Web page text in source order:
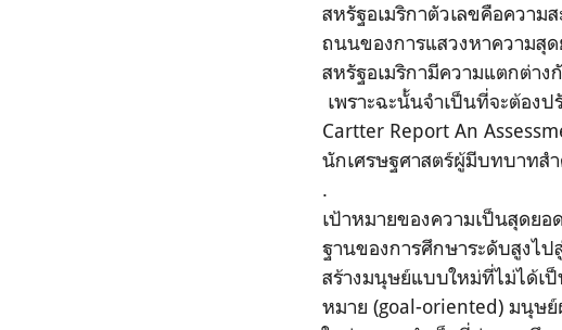
สหรัฐอเมริกาตัวเลขคือความ
ถนนของการแสวงหาความสุ
สหรัฐอเมริกามีความแตกต่า
เพราะฉะนั้นจำเป็นที่จะต้อง
Cartter Report An
นักเศรษฐศาสตร์ผู้มีบทบาทส
.
เป้าหมายของความเป็นสุดย
ฐานของการศึกษาระดับสูงไป
สร้างมนุษย์แบบใหม่ที่ไม่ได้เ
หมาย (goal-oriented) มนุษ